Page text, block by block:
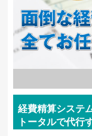
経費精算システ
トータルで代行